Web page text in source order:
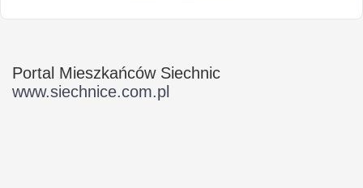
Portal Mieszkańców Siechnic
www.siechnice.com.pl